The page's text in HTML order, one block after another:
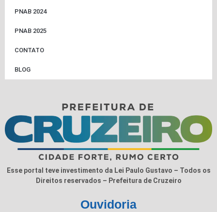
PNAB 2024
PNAB 2025
CONTATO
BLOG
Esse portal teve investimento da Lei Paulo Gustavo – Todos os
Direitos reservados – Prefeitura de Cruzeiro
Ouvidoria